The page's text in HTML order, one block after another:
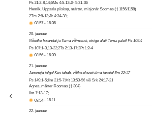
Ps 21:2-8,14;5Ms 4:5-13;Jh 5:31-36
Henrik, Uppsala piiskop, märter, misjonär Soomes († 1156/1158)
2Tm 2:8-13;Jh 4:34-38;
08.57 - 16.06
20. jaanuar
Nõudke Issandat ja Tema võimsust, otsige alati Tema palet! Ps 105:4
Ps 107:1-3,10-22;2Ts 2:13-17;2Pt 1:2-4
08.56 - 16.09
21. jaanuar
Januneja tulgu! Kes tahab, võtku eluvett ilma tasuta! Ilm 22:17
Ps 149:1-5;Ilm 21:5-7;Mt 13:53-56 või Srk 24:17-21
Agnes, märter Roomas († 304)
Ilm 7:13-17;
08.54- 16.11
22. jaanuar